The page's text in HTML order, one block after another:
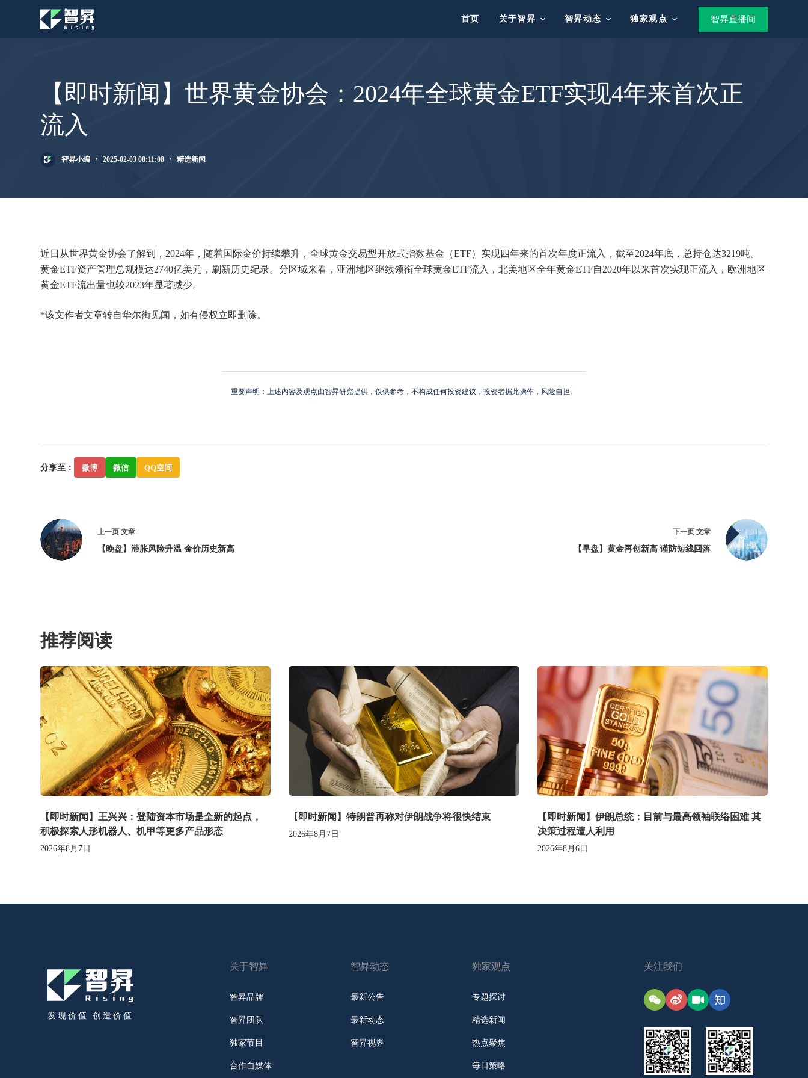
首页 关于智昇 智昇动态 独家观点 智昇直播间
【即时新闻】世界黄金协会：2024年全球黄金ETF实现4年来首次正
流入
智昇小编 2025-02-03 08:11:08 精选新闻
近日从世界黄金协会了解到，2024年，随着国际金价持续攀升，全球黄金交易型开放式指数基金（ETF）实现四年来的首次年度正流入，截至2024年底，总持仓达3219吨。
黄金ETF资产管理总规模达2740亿美元，刷新历史纪录。分区域来看，亚洲地区继续领衔全球黄金ETF流入，北美地区全年黄金ETF自2020年以来首次实现正流入，欧洲地区
黄金ETF流出量也较2023年显著减少。
*该文作者文章转自华尔街见闻，如有侵权立即删除。
重要声明：上述内容及观点由智昇研究提供，仅供参考，不构成任何投资建议，投资者据此操作，风险自担。
分享至： 微博 微信 QQ空间
上一页文章
【晚盘】滞胀风险升温 金价历史新高
下一页 文章
【早盘】黄金再创新高 谨防短线回落
推荐阅读
【即时新闻】王兴兴：登陆资本市场是全新的起点，
积极探索人形机器人、机甲等更多产品形态
2026年8月7日
【即时新闻】特朗普再称对伊朗战争将很快结束
2026年8月7日
【即时新闻】伊朗总统：目前与最高领袖联络困难 其
决策过程遭人利用
2026年8月6日
发现价值 创造价值
关于智昇
智昇品牌
智昇团队
独家节目
合作自媒体
智昇动态
最新公告
最新动态
智昇视界
独家观点
专题探讨
精选新闻
热点聚焦
每日策略
关注我们